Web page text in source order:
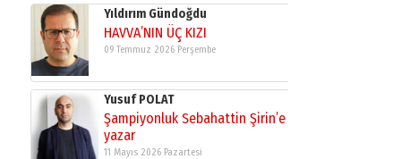
Yıldırım Gündoğdu
HAVVA’NIN ÜÇ KIZI
09 Temmuz 2026 Perşembe
Yusuf POLAT
Şampiyonluk Sebahattin Şirin’e
yazar
11 Mayıs 2026 Pazartesi